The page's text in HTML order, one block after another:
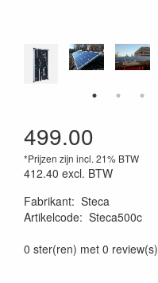
499.00
*Prijzen zijn incl. 21% BTW
412.40 excl. BTW
Fabrikant: Steca
Artikelcode: Steca500c
0 ster(ren) met 0 review(s)